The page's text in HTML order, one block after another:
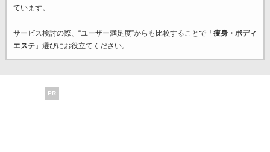
ています。
サービス検討の際、“ユーザー満足度”からも比較することで「 痩身・ボディ
エステ」選びにお役立てください。
PR